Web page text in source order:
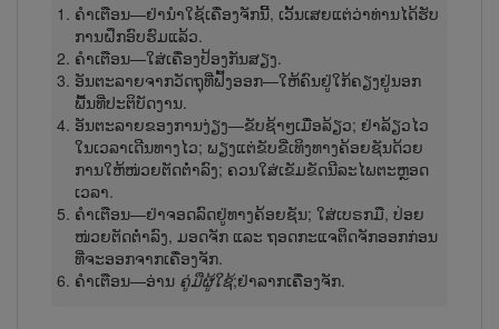
ຄຳເຕືອນ—ຢ່ານຳ​ໃຊ້ເຄື່ອງຈັກນີ້, ເວັ້ນເສຍແຕ່ວ່າທ່ານໄດ້ຮັບ
ການຝຶກອົບຮົມແລ້ວ.
ຄຳເຕືອນ—ໃສ່ເຄື່ອງປ້ອງກັນສຽງ.
ອັນຕະລາຍຈາກວັດຖຸທີ່ຟົ້ງອອກ—ໃຫ້ຄົນຢູ່ໃກ້ຄຽງຢູ່ນອກ
ພື້ນທີ່ປະຕິບັດງານ.
ອັນຕະລາຍຂອງການງ່ຽງ—ຂັບຊ້າໆເມື່ອລ້ຽວ; ຢ່າລ້ຽວໄວ
ໃນເວລາເດີນທາງໄວ; ພຽງແຕ່ຂັບຂີ່ເທິງທາງຄ້ອຍຊັນດ້ວຍ​
ການ​ໃຫ້ໜ່ວຍຕັດຕໍ່າລົງ; ຄວນໃສ່ເຂັມຂັດນີລະໄພຕະຫຼອດ
ເວລາ.
ຄຳເຕືອນ—ຢ່າຈອດລົດຢູ່ທາງຄ້ອຍຊັນ; ໃສ່ເບຣກມື, ປ່ອຍ
ໜ່ວຍຕັດຕ່ຳລົງ, ມອດຈັກ ແລະ ຖອດກະແຈຕິດ​ຈັກອອກກ່ອນ
ທີ່ຈະອອກຈາກເຄື່ອງຈັກ.
ຄຳເຕືອນ—ອ່ານ ຄູ່ມືຜູ້​ໃຊ້;ຢ່າລາກເຄື່ອງຈັກ.